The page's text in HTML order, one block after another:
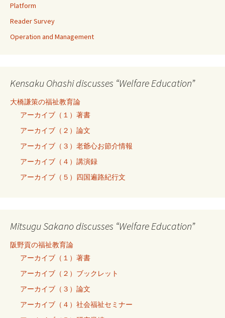
Platform
Reader Survey
Operation and Management
Kensaku Ohashi discusses “Welfare Education”
大橋謙策の福祉教育論
アーカイブ（１）著書
アーカイブ（２）論文
アーカイブ（３）老爺心お節介情報
アーカイブ（４）講演録
アーカイブ（５）四国遍路紀行文
Mitsugu Sakano discusses “Welfare Education”
阪野貢の福祉教育論
アーカイブ（１）著書
アーカイブ（２）ブックレット
アーカイブ（３）論文
アーカイブ（４）社会福祉セミナー